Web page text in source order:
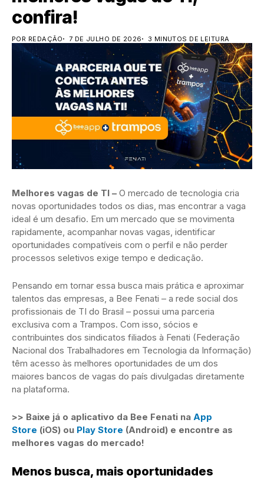
confira!
POR REDAÇÃO 7 DE JULHO DE 2026 3 MINUTOS DE LEITURA
Melhores vagas de TI – O mercado de tecnologia cria
novas oportunidades todos os dias, mas encontrar a vaga
ideal é um desafio. Em um mercado que se movimenta
rapidamente, acompanhar novas vagas, identificar
oportunidades compatíveis com o perfil e não perder
processos seletivos exige tempo e dedicação.
Pensando em tornar essa busca mais prática e aproximar
talentos das empresas, a Bee Fenati – a rede social dos
profissionais de TI do Brasil – possui uma parceria
exclusiva com a Trampos. Com isso, sócios e
contribuintes dos sindicatos filiados à Fenati (Federação
Nacional dos Trabalhadores em Tecnologia da Informação)
têm acesso às melhores oportunidades de um dos
maiores bancos de vagas do país divulgadas diretamente
na plataforma.
>> Baixe já o aplicativo da Bee Fenati na App
Store (iOS) ou Play Store (Android) e encontre as
melhores vagas do mercado!
Menos busca, mais oportunidades